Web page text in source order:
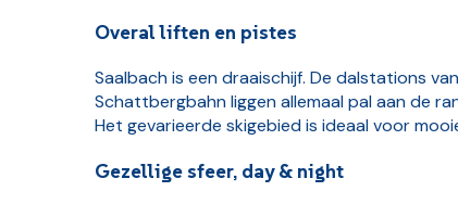
Overal liften en pistes
Saalbach is een draaischijf. De dalstations
Schattbergbahn liggen allemaal pal aan de
Het gevarieerde skigebied is ideaal voor
Gezellige sfeer, day & night